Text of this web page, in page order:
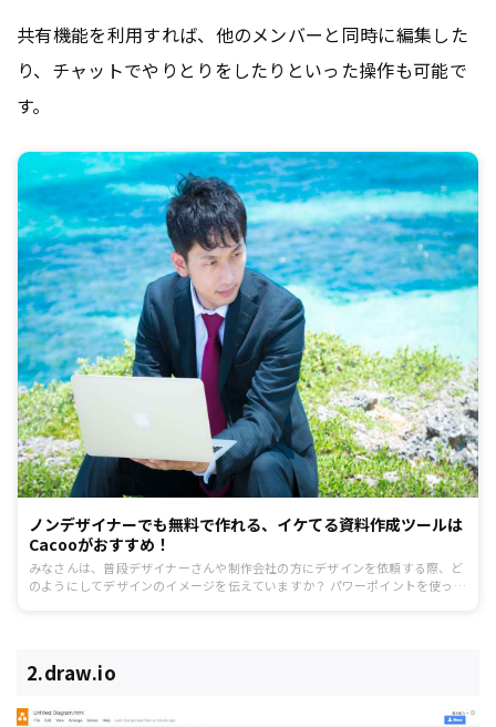
共有機能を利用すれば、他のメンバーと同時に編集した
り、チャットでやりとりをしたりといった操作も可能で
す。
ノンデザイナーでも無料で作れる、イケてる資料作成ツールは
Cacooがおすすめ！
みなさんは、普段デザイナーさんや制作会社の方にデザインを依頼する際、ど
のようにしてデザインのイメージを伝えていますか？ パワーポイントを使っ
2.draw.io